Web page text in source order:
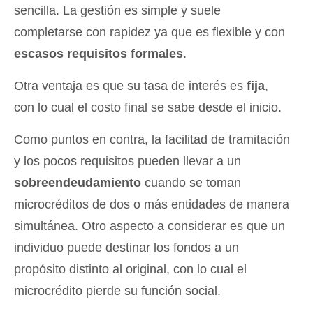
sencilla. La gestión es simple y suele
completarse con rapidez ya que es flexible y con
escasos requisitos formales.
Otra ventaja es que su tasa de interés es fija,
con lo cual el costo final se sabe desde el inicio.
Como puntos en contra, la facilitad de tramitación
y los pocos requisitos pueden llevar a un
sobreendeudamiento cuando se toman
microcréditos de dos o más entidades de manera
simultánea. Otro aspecto a considerar es que un
individuo puede destinar los fondos a un
propósito distinto al original, con lo cual el
microcrédito pierde su función social.